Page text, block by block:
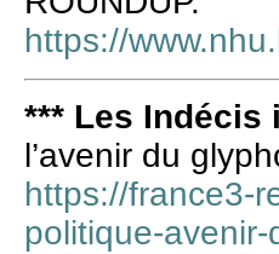
https://
*** Les Indécis
l’avenir du
https://france3-
politique-